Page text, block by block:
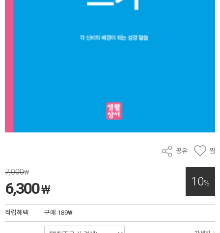
공유 찜
10%
7,000₩
6,300₩
적립혜택 구매 189₩